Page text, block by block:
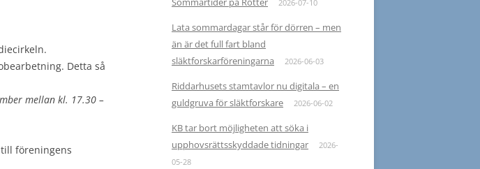
Detta så
mellan kl. 17.30 –
föreningens
2026-07-10
Lata sommardagar står för dörren – men
än är det full fart bland
släktforskarföreningarna
2026-06-03
Riddarhusets stamtavlor nu digitala – en
guldgruva för släktforskare
2026-06-02
KB tar bort möjligheten att söka i
upphovsrättsskyddade tidningar
2026-
05-28